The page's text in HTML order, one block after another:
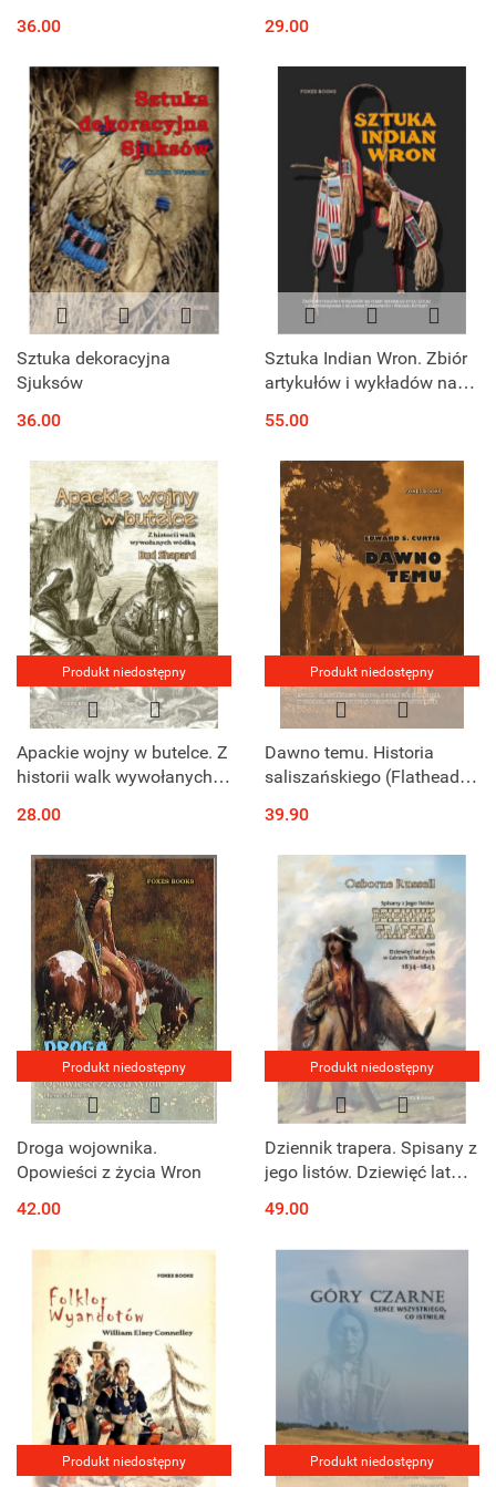
36.00
29.00
Sztuka dekoracyjna
Sjuksów
36.00
Sztuka Indian Wron. Zbiór
artykułów i wykładów na
i jego powiązania z
rejonami Płaskowyżu ...
55.00
Produkt niedostępny
Apackie wojny w butelce. Z
historii walk wywołanych
28.00
Produkt niedostępny
Dawno temu. Historia
saliszańskiego (Flathead)
Skalistych, w czasach, gdy
bizony wciąż wędrowały po
39.90
Produkt niedostępny
Droga wojownika.
Opowieści z życia Wron
42.00
Produkt niedostępny
Dziennik trapera. Spisany z
jego listów. Dziewięć lat
1834 - 1843
49.00
Produkt niedostępny Produkt niedostępny